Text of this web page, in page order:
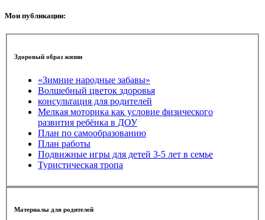
Мои публикации:
Здоровый образ жизни
«Зимние народные забавы»
Волшебный цветок здоровья
консультация для родителей
Мелкая моторика как условие физического
развития ребёнка в ДОУ
План по самообразованию
План работы
Подвижные игры для детей 3-5 лет в семье
Туристическая тропа
Материалы для родителей